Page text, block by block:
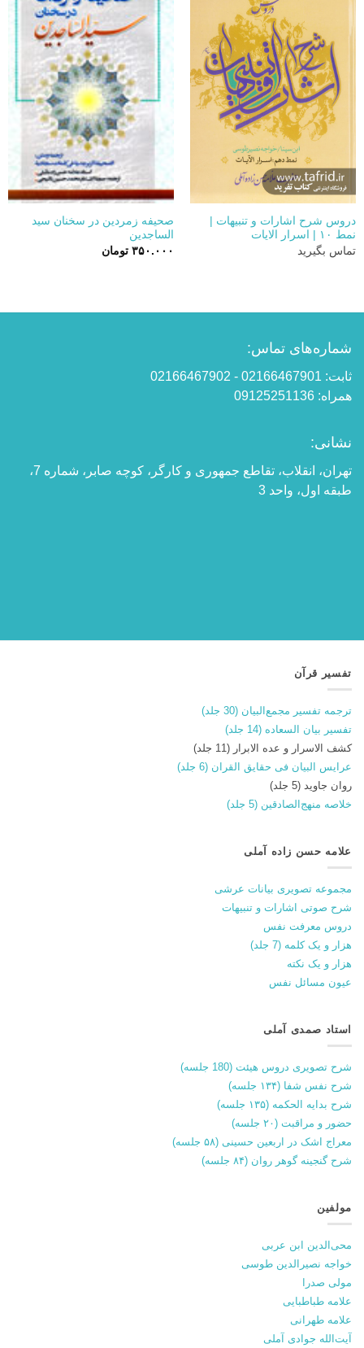
دروس شرح اشارات و تنبیهات |
نمط ۱۰ | اسرار الایات
تماس بگیرید
صحیفه زمردین در سخنان سید
الساجدین
۳۵۰.۰۰۰ تومان
شماره‌های تماس:
ثابت: 02166467901 - 02166467902
همراه: 09125251136
نشانی:
تهران، انقلاب، تقاطع جمهوری و کارگر، کوچه صابر، شماره 7،
طبقه اول، واحد 3
تفسیر قرآن
ترجمه تفسیر مجمع‌البیان (30 جلد)
تفسیر بیان السعاده (14 جلد)
کشف الاسرار و عده الابرار (11 جلد)
عرایس البیان فی حقایق القران (6 جلد)
روان جاوید (5 جلد)
خلاصه منهج‌الصادقین (5 جلد)
علامه حسن زاده آملی
مجموعه تصویری بیانات عرشی
شرح صوتی اشارات و تنبیهات
دروس معرفت نفس
هزار و یک کلمه (7 جلد)
هزار و یک نکته
عیون مسائل نفس
استاد صمدی آملی
شرح تصویری دروس هیئت (180 جلسه)
شرح نفس شفا (۱۳۴ جلسه)
شرح بدایه الحکمه (۱۳۵ جلسه)
حضور و مراقبت (۲۰ جلسه)
معراج اشک در اربعین حسینی (۵۸ جلسه)
شرح گنجینه گوهر روان (۸۴ جلسه)
مولفین
محی‌الدین ابن عربی
خواجه نصیرالدین طوسی
مولی صدرا
علامه طباطبایی
علامه طهرانی
آیت‌الله جوادی آملی